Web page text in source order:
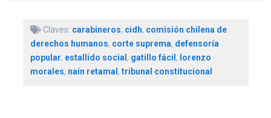
Claves: carabineros, cidh, comisión chilena de
derechos humanos, corte suprema, defensoría
popular, estallido social, gatillo fácil, lorenzo
morales, naín retamal, tribunal constitucional